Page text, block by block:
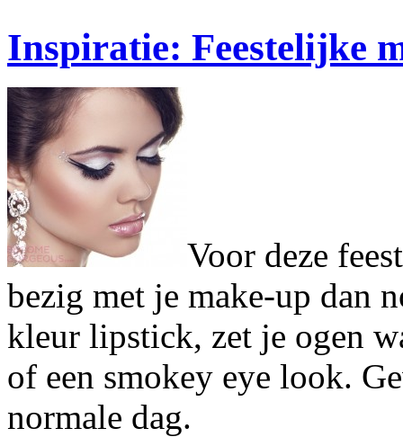
Inspiratie: Feestelijke
Voor deze
bezig met je make-up dan
kleur lipstick, zet je ogen
of een smokey eye look.
normale dag.